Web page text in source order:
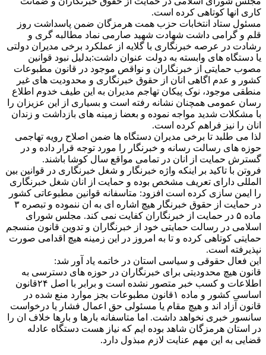
کاری انها کوتاهی کرده است.
مسئول ستاد انتخابات حزب همت هرمزگان ضمن پاسداشت روز
قلم و گرامی داشت شهادت شهید صارمی نماد مطالبه گری و
رشادت در عرصه خبرنگاری با گلایه از عملکرد برخی مدیران دولتی
یا دستگاه های وابسته به دولت عنوان داشت:بدلیل نبود قوانین
مصوب حمایتی از خبرنگاران و نواقص موجود در قانون مطبوعات
کشور و عدم اگاهی انان از حقوق خبرنگاری و محدودیت های غیر
منطقی موجود، نوک پیکان تهاجم مدیران به این طیف خدوم اطلاع
رسان عمومی همچنان نشانه رفته است و بسیاری از این عزیزان را
با مشکلات شدید مواجه نموده و بعضا زمینه های بازداشت و زندان
انان را نیز فراهم کرده است.
لذا می طلبد تا برخی مدیران دستگاه ها ضمن اصلاح رویه تهاجمی
حوزه های رسالت رسانه و خبرنگار را مورد توجه قرار داده و در
گسترش حمایت از انان در تمامی مواقع سال کوشا باشند.
فروتن با تاکید بر اینکه واژه خبرنگار و شغل خبرنگاری در قوانین بین
المللی دارای تعریف مشخص بوده و حمایت از انان شغل خبرنگاری
را ایمن سازی کرده است افزود: متاسفانه قوانین مطبوعاتی کشور
در حمایت از حقوق خبرنگار هیچ اشاره ای به ان ننموده و تبصره ۳
ماده ۵ در حمایت از خبرنگاران کفایت نمی کند. مجلس شورای
اسلامی در رسالت حمایتی خود از خبرنگاران و تدوین قانون منسجم
حمایتی کوتاهی کرده و تا به امروز در این زمینه هیچ اقدامی صورت
نپذیرفته است.
این فعال حقوقی و سیاسی استان در خاتمه یاد آور شد:
قانون هیچ محدودیتی برای خبرنگاران در حوزه های دسترسی به
اطلاعات و کسب خبر متصور نشده است و برابر با اصل ۲۴قانون
اساسی کشور و ماده ۱قانون مطبوعات بجز موارد منع شده در
قانون آزاد اند و هیچ مقام یا مسئولی حق اعمال فشار یا درخواست
سانسور خبری نخواهد داشت. اما متاسفانه بارها و بارها خلاف ان را
در استان هرمزگان شاهد بوده ایم که نیاز هست دستگاه عادله
قضایی به این مهم عنایت لازم مبذول دارد.